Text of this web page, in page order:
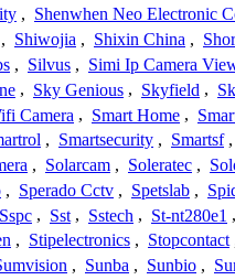
, Shenwhen Neo Electronic
, Shiwojia , Shixin China ,
, Silvus , Simi Ip Camera
, Sky Genious , Skyfield ,
Camera , Smart Home ,
, Smartsecurity , Smartsf ,
, Solarcam , Soleratec ,
, Sperado Cctv , Spetslab ,
Sspc , Sst , Sstech , St-nt280e1 ,
, Stipelectronics , Stopcontact
, Sunba , Sunbio ,